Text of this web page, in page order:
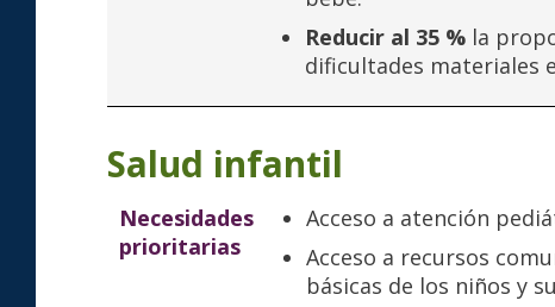
Reducir al 35 % la
dificultades materiales
Salud infantil
Necesidades
prioritarias
Acceso a atención
Acceso a recursos
básicas de los niños y